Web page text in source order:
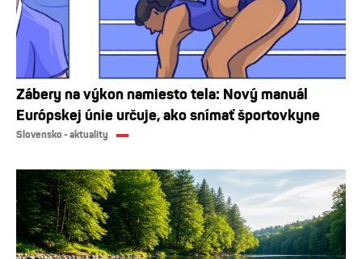
Zábery na výkon namiesto tela: Nový manuál
Európskej únie určuje, ako snímať športovkyne
Slovensko - aktuality